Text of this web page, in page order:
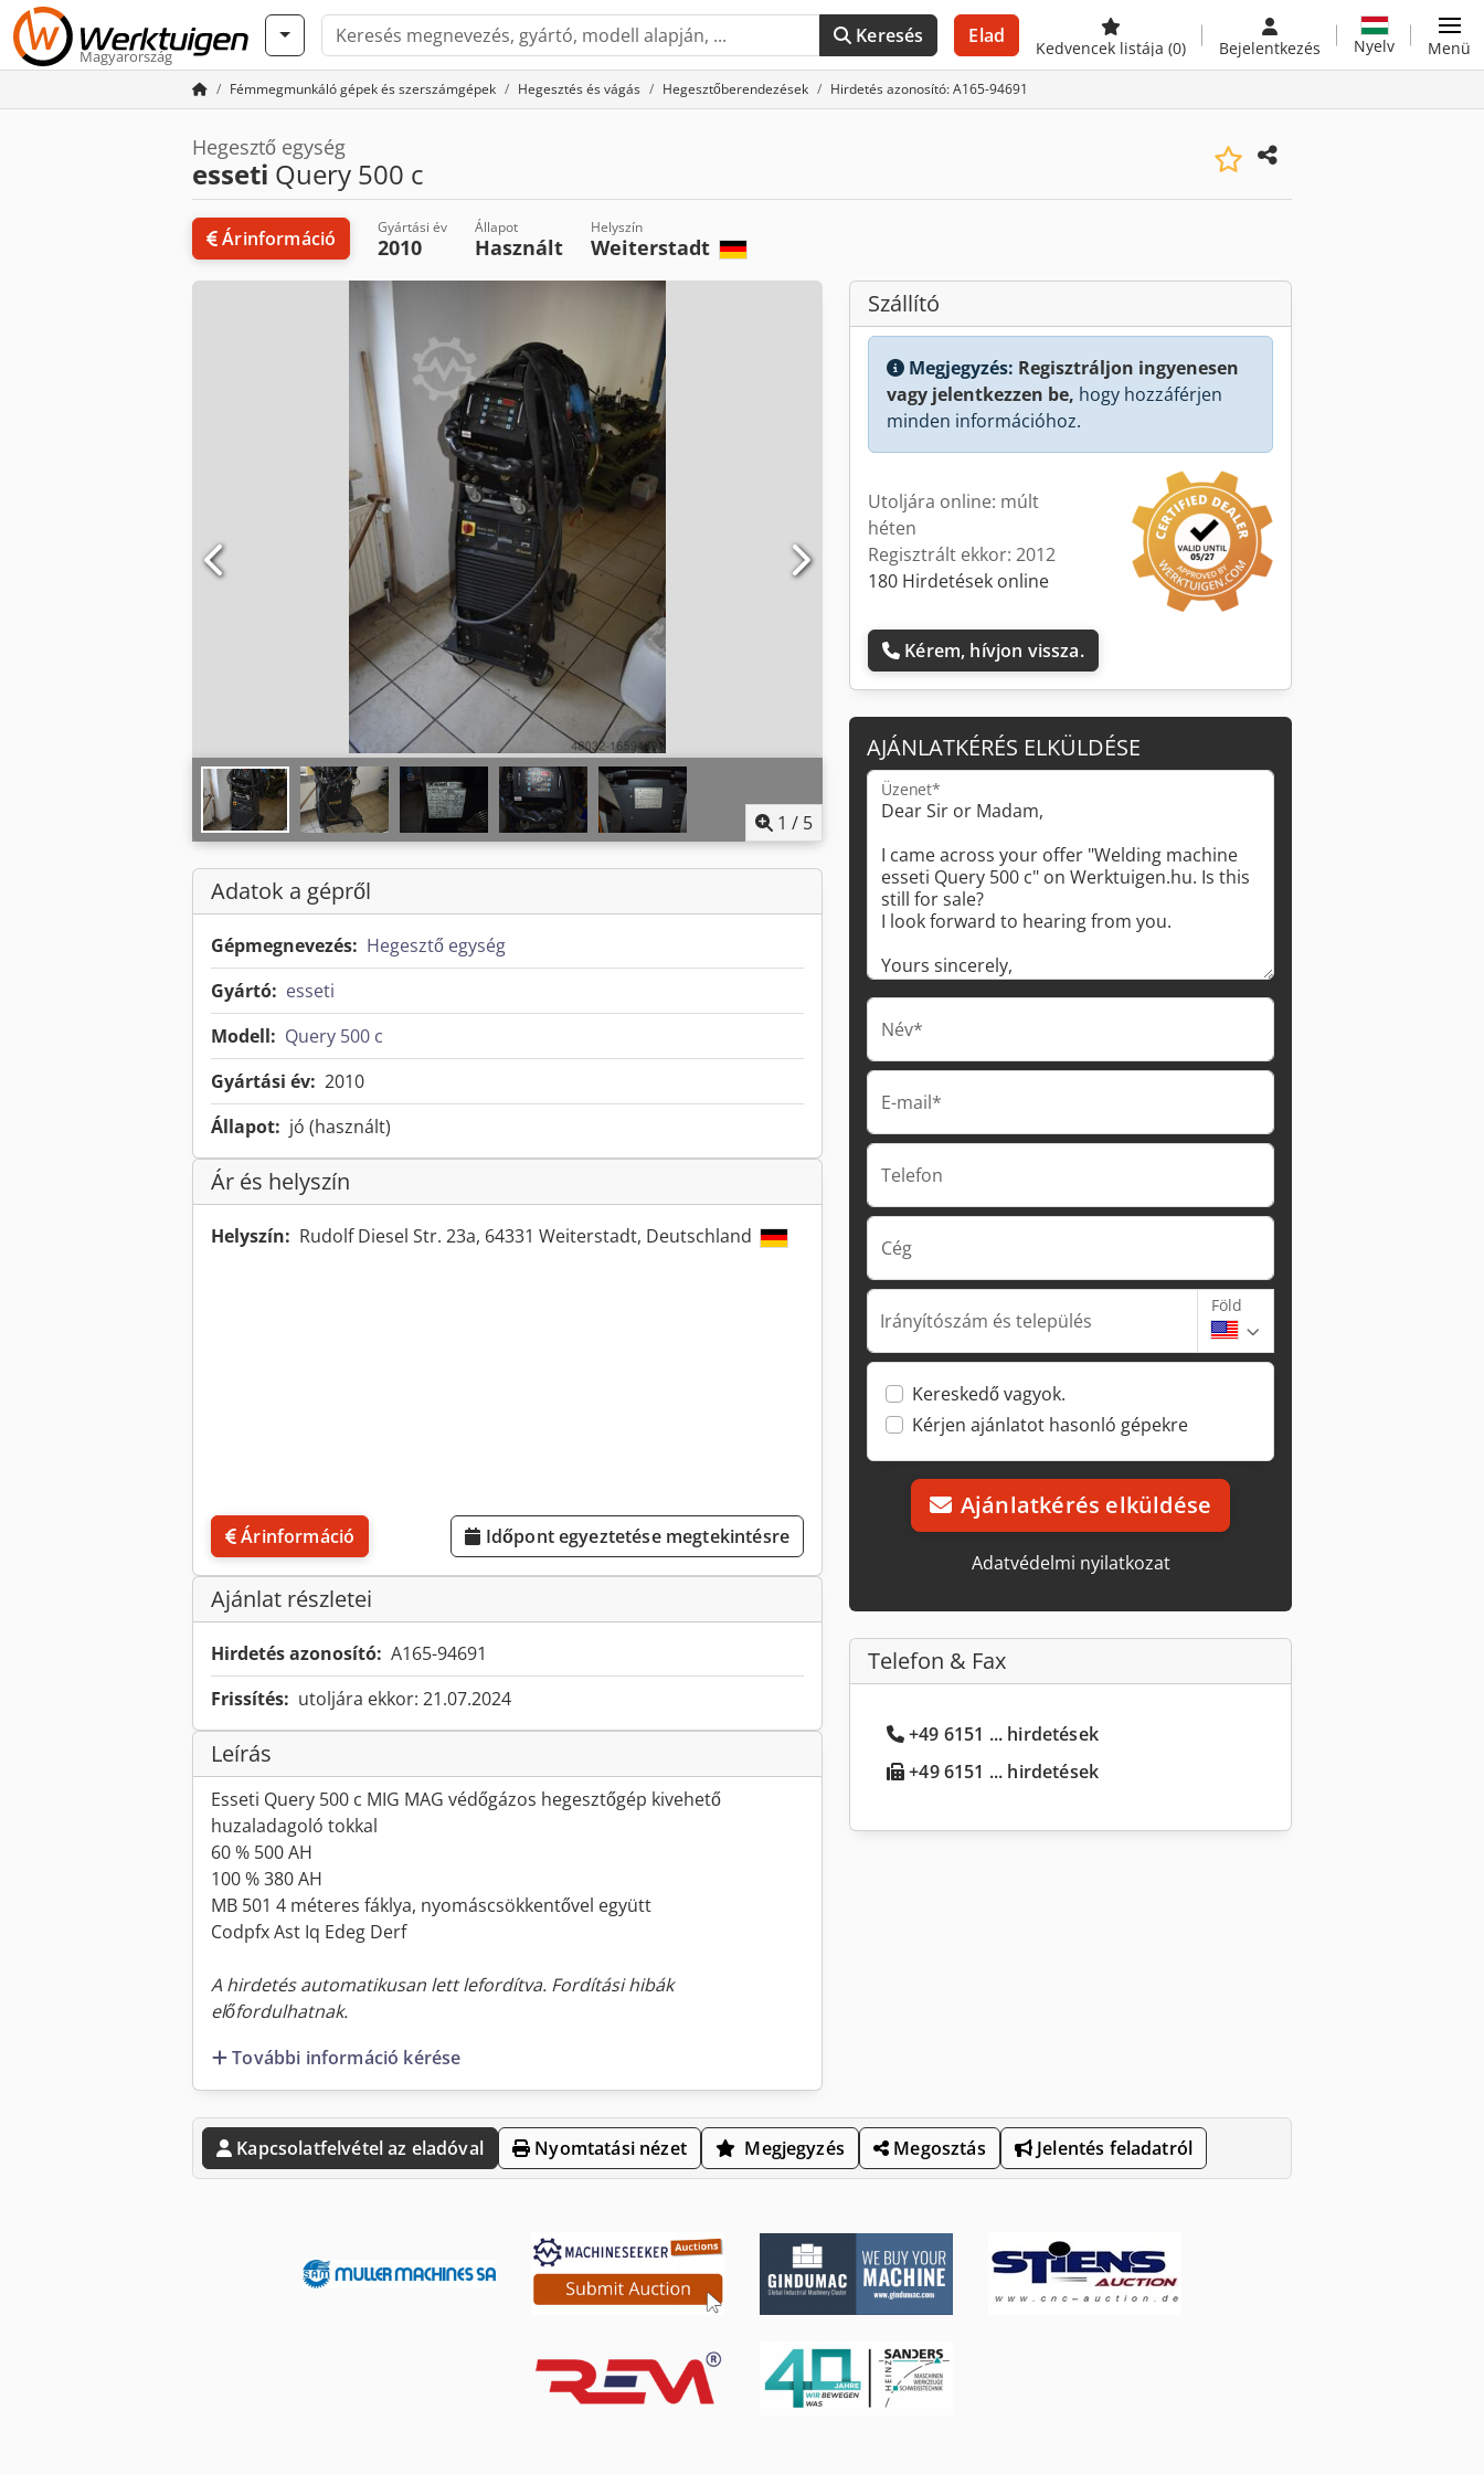
Magyarország
Keresés Elad
Kedvencek listája (0) Bejelentkezés Nyelv Menü
Fémmegmunkáló gépek és szerszámgépek Hegesztés és vágás Hegesztőberendezések Hirdetés azonosító: A165-94691
Hegesztő egység
esseti Query 500 c
Árinformáció Gyártási év
2010
Állapot
Használt
Helyszín
Weiterstadt
1 / 5
Adatok a gépről
Gépmegnevezés: Hegesztő egység
Gyártó: esseti
Modell: Query 500 c
Gyártási év: 2010
Állapot: jó (használt)
Ár és helyszín
Helyszín: Rudolf Diesel Str. 23a, 64331 Weiterstadt, Deutschland
Árinformáció Időpont egyeztetése megtekintésre
Ajánlat részletei
Hirdetés azonosító: A165-94691
Frissítés: utoljára ekkor: 21.07.2024
Leírás
Esseti Query 500 c MIG MAG védőgázos hegesztőgép kivehető
huzaladagoló tokkal
60 % 500 AH
100 % 380 AH
MB 501 4 méteres fáklya, nyomáscsökkentővel együtt
Codpfx Ast Iq Edeg Derf
A hirdetés automatikusan lett lefordítva. Fordítási hibák
előfordulhatnak.
További információ kérése
Szállító
Megjegyzés: Regisztráljon ingyenesen
vagy jelentkezzen be, hogy hozzáférjen
minden információhoz.
Utoljára online: múlt
héten
Regisztrált ekkor: 2012
180 Hirdetések online
Kérem, hívjon vissza.
AJÁNLATKÉRÉS ELKÜLDÉSE
Üzenet*
Név*
E-mail*
Telefon
Cég
Irányítószám és település
Föld
Kereskedő vagyok.
Kérjen ajánlatot hasonló gépekre
Ajánlatkérés elküldése
Adatvédelmi nyilatkozat
Telefon & Fax
+49 6151 ... hirdetések
+49 6151 ... hirdetések
Kapcsolatfelvétel az eladóval Nyomtatási nézet Megjegyzés Megosztás Jelentés feladatról